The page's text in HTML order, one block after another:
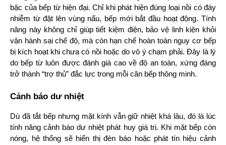
bậc của bếp từ hiện đại. Chỉ khi phát hiện đúng loại nồi có đáy
nhiễm từ đặt lên vùng nấu, bếp mới bắt đầu hoạt động. Tính
năng này không chỉ giúp tiết kiệm điện, bảo vệ linh kiện khỏi
vận hành sai chế độ, mà còn hạn chế hoàn toàn nguy cơ bếp
bị kích hoạt khi chưa có nồi hoặc do vô ý chạm phải. Đây là lý
do bếp từ luôn được đánh giá cao về độ an toàn, xứng đáng
trở thành “trợ thủ” đắc lực trong mỗi căn bếp thông minh.
Cảnh báo dư nhiệt
Dù đã tắt bếp nhưng mặt kính vẫn giữ nhiệt khá lâu, đó là lúc
tính năng cảnh báo dư nhiệt phát huy giá trị. Khi mặt bếp còn
nóng, hệ thống sẽ hiển thị đèn báo hoặc phát tín hiệu cảnh